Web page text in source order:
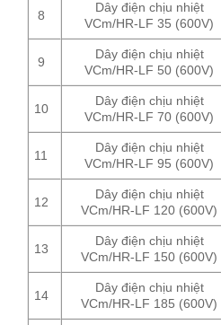
8
Dây điện chịu nhiệt
VCm/HR-LF 35 (600V)
9
Dây điện chịu nhiệt
VCm/HR-LF 50 (600V)
10
Dây điện chịu nhiệt
VCm/HR-LF 70 (600V)
11
Dây điện chịu nhiệt
VCm/HR-LF 95 (600V)
12
Dây điện chịu nhiệt
VCm/HR-LF 120 (600V)
13
Dây điện chịu nhiệt
VCm/HR-LF 150 (600V)
14
Dây điện chịu nhiệt
VCm/HR-LF 185 (600V)